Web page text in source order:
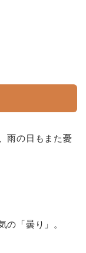
雨の日もまた憂
の「曇り」。